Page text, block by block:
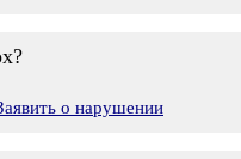
о нарушении